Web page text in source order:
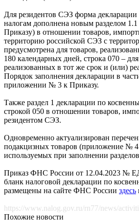
Для резидентов СЭЗ форма
налогам дополнена новым разделом
Приказу) в отношении товаров,
территорию российской СЭЗ с
предусмотрена для товаров,
180 календарных дней, строка 070 –
реализованных в тот же срок и (или)
Порядок заполнения декларации в
приложении № 3 к Приказу.
Также раздел 1 декларации по
строкой 050 в отношении товаров,
резидентом СЭЗ.
Одновременно актуализирован
подакцизных товаров (приложение №
используемых при заполнении
Приказ ФНС России от 12.04.2023 №
бланк налоговой декларации по
размещены на сайте ФНС России здесь
https://www.nalog.gov.ru/rn77/news/
Похожие новости